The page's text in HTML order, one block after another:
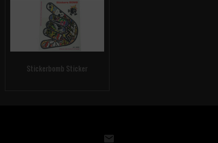
Stickerbomb Sticker